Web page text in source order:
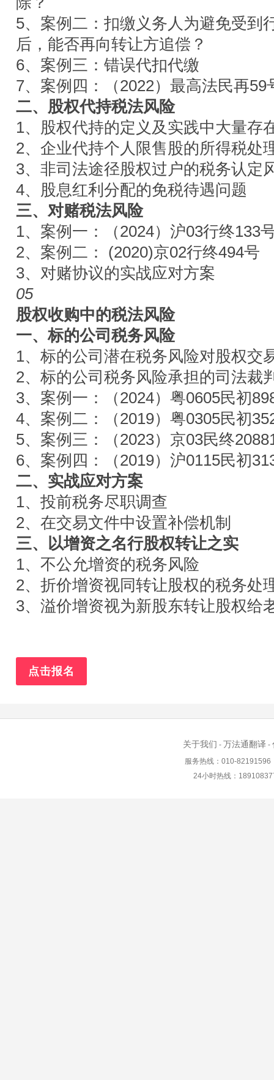
5、案例二：扣缴义务人为避免受到
后，能否再向转让方追偿？
6、案例三：错误代扣代缴
7、案例四：（2022）最高法民再59
二、股权代持税法风险
1、股权代持的定义及实践中大量存
2、企业代持个人限售股的所得税处
3、非司法途径股权过户的税务认定
4、股息红利分配的免税待遇问题
三、对赌税法风险
1、案例一：（2024）沪03行终133
2、案例二： (2020)京02行终494号
3、对赌协议的实战应对方案
05
股权收购中的税法风险
一、标的公司税务风险
1、标的公司潜在税务风险对股权交
2、标的公司税务风险承担的司法裁
3、案例一：（2024）粤0605民初
4、案例二：（2019）粤0305民初
5、案例三：（2023）京03民终
6、案例四：（2019）沪0115民初
二、实战应对方案
1、投前税务尽职调查
2、在交易文件中设置补偿机制
三、以增资之名行股权转让之实
1、不公允增资的税务风险
2、折价增资视同转让股权的税务处
3、溢价增资视为新股东转让股权给
点击报名
关于我们 - 万法通翻译 -
服务热线：010-
24小时热线：